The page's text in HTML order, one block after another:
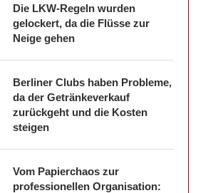
Die LKW-Regeln wurden
gelockert, da die Flüsse zur
Neige gehen
Berliner Clubs haben Probleme,
da der Getränkeverkauf
zurückgeht und die Kosten
steigen
Vom Papierchaos zur
professionellen Organisation: